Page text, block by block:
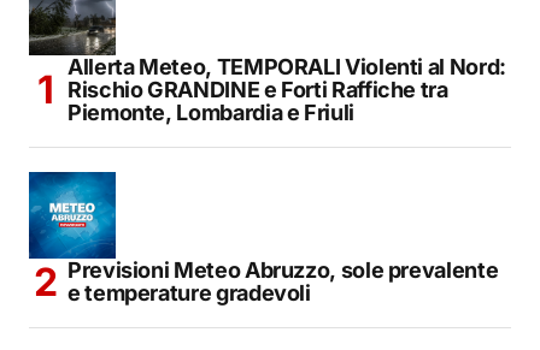
Allerta Meteo, TEMPORALI Violenti al Nord:
Rischio GRANDINE e Forti Raffiche tra
Piemonte, Lombardia e Friuli
Previsioni Meteo Abruzzo, sole prevalente
e temperature gradevoli